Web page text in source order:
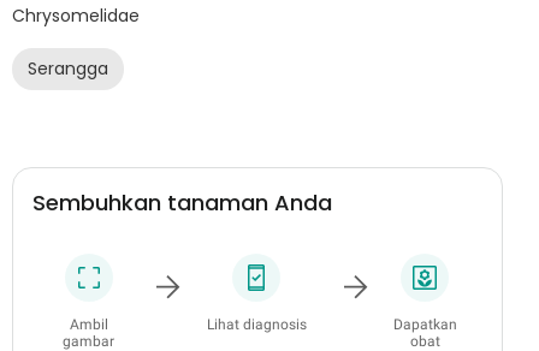
Chrysomelidae
Serangga
Sembuhkan tanaman Anda
Ambil
gambar
Lihat diagnosis
Dapatkan
obat